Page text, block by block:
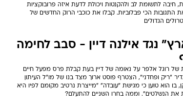
חיבה לתשומת לב ולהקנטות ויכולת לדעת איזה פרובוקציות
את התגובות הכי פבלוביות. קבלו את כוכבי הרוק החדשים של
הגדולים
נגד אילנה דיין - סבב לחימה
של רוגל אלפר על נאומה של דיין בעת קבלת פרס מפעל חיים
"ריק ופחדני", הצטרף פוסט ארוך מצד בנו של מו"ל העיתון
בו הוא טוען כי מגישת "עובדה" "מייצרת נרטיב מקומם לפיו היא
הנשלטים". וממה בחרו השניים להתעלם?